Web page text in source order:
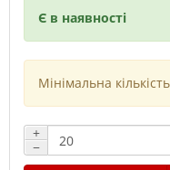
Є в наявності
Мінімальна
+
−